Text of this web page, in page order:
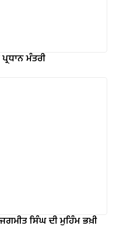
ਮੰਤਰੀ
ਸਿੰਘ ਦੀ ਮੁਹਿੰਮ ਭਖ਼ੀ